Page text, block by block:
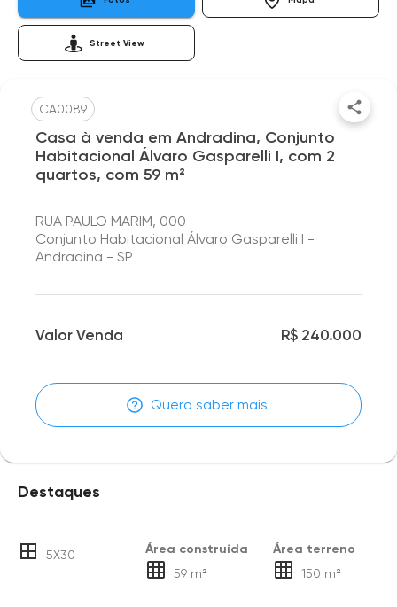
Street View
CA0089
Casa à venda em Andradina, Conjunto
Habitacional Álvaro Gasparelli I, com 2
quartos, com 59 m²
RUA PAULO MARIM, 000
Conjunto Habitacional Álvaro Gasparelli I -
Andradina - SP
Valor Venda R$ 240.000
Quero saber mais
Destaques
5X30 Área construída
59 m²
Área terreno
150 m²